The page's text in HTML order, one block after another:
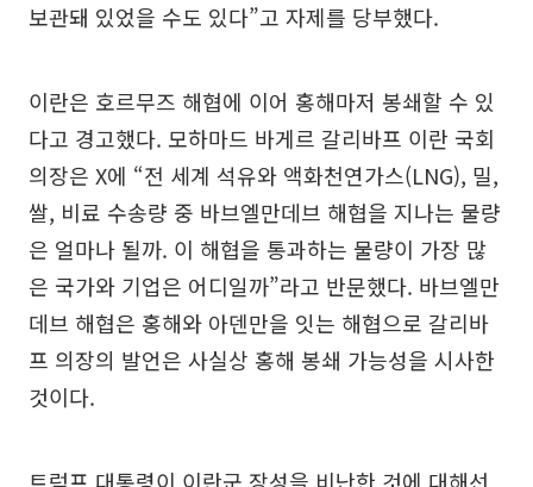
보관돼 있었을 수도 있다”고 자제를 당부했다.
이란은 호르무즈 해협에 이어 홍해마저 봉쇄할 수 있
다고 경고했다. 모하마드 바게르 갈리바프 이란 국회
의장은 X에 “전 세계 석유와 액화천연가스(LNG), 밀,
쌀, 비료 수송량 중 바브엘만데브 해협을 지나는 물량
은 얼마나 될까. 이 해협을 통과하는 물량이 가장 많
은 국가와 기업은 어디일까”라고 반문했다. 바브엘만
데브 해협은 홍해와 아덴만을 잇는 해협으로 갈리바
프 의장의 발언은 사실상 홍해 봉쇄 가능성을 시사한
것이다.